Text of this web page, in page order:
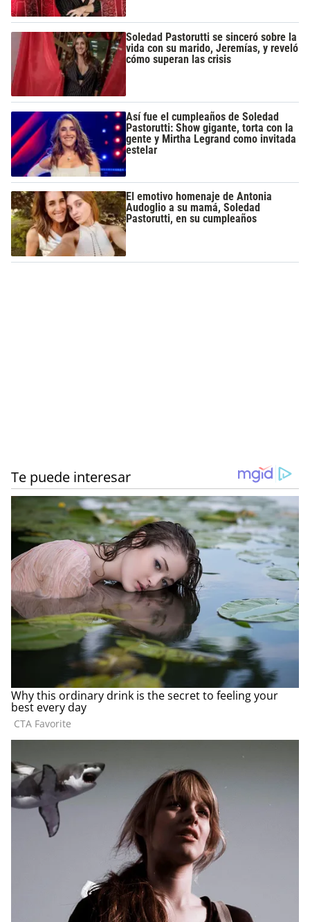
Soledad Pastorutti se sinceró sobre la
vida con su marido, Jeremías, y reveló
cómo superan las crisis
Así fue el cumpleaños de Soledad
Pastorutti: Show gigante, torta con la
gente y Mirtha Legrand como invitada
estelar
El emotivo homenaje de Antonia
Audoglio a su mamá, Soledad
Pastorutti, en su cumpleaños